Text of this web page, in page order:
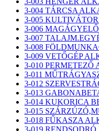
3-004 TÁRCSA
3-005
3-006
3-007
3-008
3-009 VETŐGÉP
3-010 PERMETEZŐ
3-011
3-012
3-013
3-014 KUKORICA
3-015
3-018 FŰKASZA
3-019